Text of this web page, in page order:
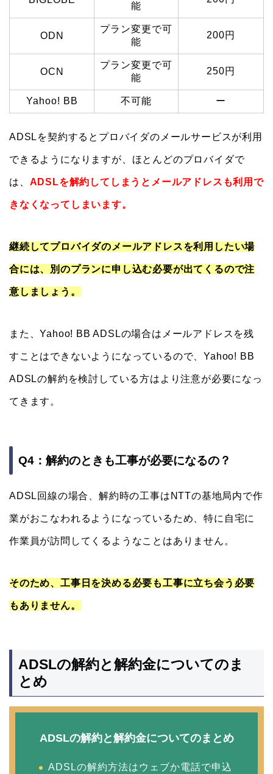
能
ODN
プラン変更で可
能
200円
OCN
プラン変更で可
能
250円
Yahoo! BB 不可能 ー
ADSLを契約するとプロバイダのメールサービスが利用
できるようになりますが、ほとんどのプロバイダで
は、 ADSLを解約してしまうとメールアドレスも利用で
きなくなってしまいます。
継続してプロバイダのメールアドレスを利用したい場
合には、別のプランに申し込む必要が出てくるので注
意しましょう。
また、Yahoo! BB ADSLの場合はメールアドレスを残
すことはできないようになっているので、Yahoo! BB
ADSLの解約を検討している方はより注意が必要になっ
てきます。
Q4：解約のときも工事が必要になるの？
ADSL回線の場合、解約時の工事はNTTの基地局内で作
業がおこなわれるようになっているため、特に自宅に
作業員が訪問してくるようなことはありません。
そのため、工事日を決める必要も工事に立ち会う必要
もありません。
ADSLの解約と解約金についてのま
とめ
ADSLの解約と解約金についてのまとめ
ADSLの解約方法はウェブか電話で申込